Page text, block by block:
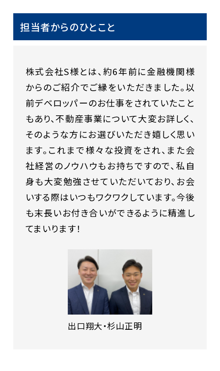
担当者からのひとこと
株式会社S様とは、約6年前に金融機関様
からのご紹介でご縁をいただきました。以
前デベロッパーのお仕事をされていたこと
もあり、不動産事業について大変お詳しく、
そのような方にお選びいただき嬉しく思い
ます。これまで様々な投資をされ、また会
社経営のノウハウもお持ちですので、私自
身も大変勉強させていただいており、お会
いする際はいつもワクワクしています。今後
も末長いお付き合いができるように精進し
てまいります！
出口翔大・杉山正明